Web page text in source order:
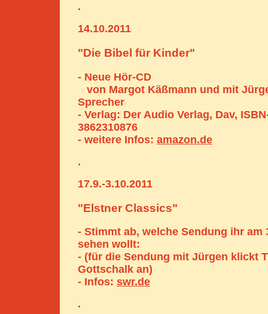
.
14.10.2011
"Die Bibel für Kinder"
- Neue Hör-CD
von Margot Käßmann und mit
Sprecher
- Verlag: Der Audio Verlag, Dav,
3862310876
- weitere Infos: amazon.de
.
17.9.-3.10.2011
"Elstner Classics"
- Stimmt ab, welche Sendung ihr am
sehen wollt:
- (für die Sendung mit Jürgen klickt
Gottschalk an)
- Infos: swr.de
.